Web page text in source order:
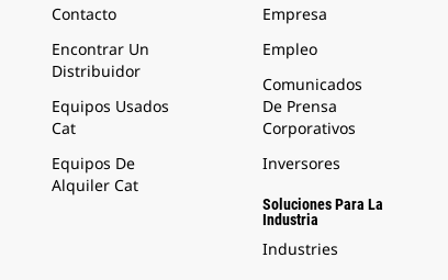
Contacto
Encontrar Un
Distribuidor
Equipos Usados
Cat
Equipos De
Alquiler Cat
Empresa
Empleo
Comunicados
De Prensa
Corporativos
Inversores
Soluciones Para La
Industria
Industries